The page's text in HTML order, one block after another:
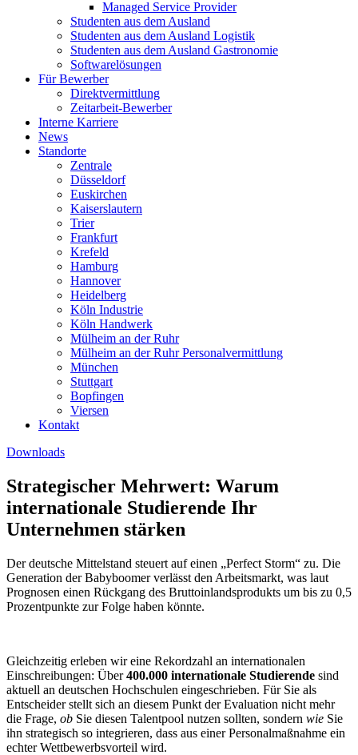
Managed Service Provider
Studenten aus dem Ausland
Studenten aus dem Ausland Logistik
Studenten aus dem Ausland Gastronomie
Softwarelösungen
Für Bewerber
Direktvermittlung
Zeitarbeit-Bewerber
Interne Karriere
News
Standorte
Zentrale
Düsseldorf
Euskirchen
Kaiserslautern
Trier
Frankfurt
Krefeld
Hamburg
Hannover
Heidelberg
Köln Industrie
Köln Handwerk
Mülheim an der Ruhr
Mülheim an der Ruhr Personalvermittlung
München
Stuttgart
Bopfingen
Viersen
Kontakt
Downloads
Strategischer Mehrwert: Warum
internationale Studierende Ihr
Unternehmen stärken
Der deutsche Mittelstand steuert auf einen „Perfect Storm“ zu. Die
Generation der Babyboomer verlässt den Arbeitsmarkt, was laut
Prognosen einen Rückgang des Bruttoinlandsprodukts um bis zu 0,5
Prozentpunkte zur Folge haben könnte.
Gleichzeitig erleben wir eine Rekordzahl an internationalen
Einschreibungen: Über400.000 internationale Studierende sind
aktuell an deutschen Hochschulen eingeschrieben. Für Sie als
Entscheider stellt sich an diesem Punkt der Evaluation nicht mehr
die Frage, ob Sie diesen Talentpool nutzen sollten, sondern wie Sie
ihn strategisch so integrieren, dass aus einer Personalmaßnahme ein
echter Wettbewerbsvorteil wird.